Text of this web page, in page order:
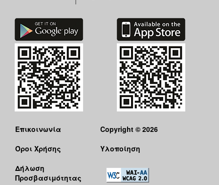
Επικοινωνία
Όροι Χρήσης
Δήλωση
Προσβασιμότητας
Copyright © 2026
Υλοποίηση